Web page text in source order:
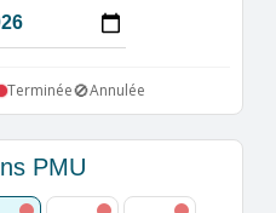
Terminée🚫Annulée
PMU